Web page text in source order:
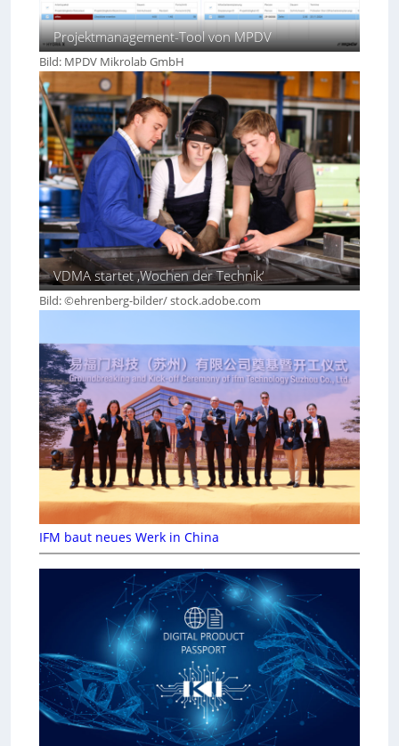
Projektmanagement-Tool von MPDV
Bild: MPDV Mikrolab GmbH
VDMA startet ‚Wochen der Technik‘
Bild: ©ehrenberg-bilder/ stock.adobe.com
IFM baut neues Werk in China